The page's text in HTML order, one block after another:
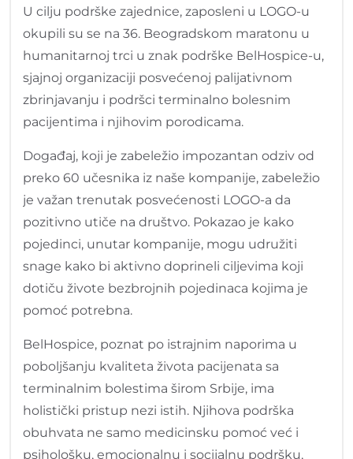
U cilju podrške zajednice, zaposleni u LOGO-u
okupili su se na 36. Beogradskom maratonu u
humanitarnoj trci u znak podrške BelHospice-u,
sjajnoj organizaciji posvećenoj palijativnom
zbrinjavanju i podršci terminalno bolesnim
pacijentima i njihovim porodicama.
Događaj, koji je zabeležio impozantan odziv od
preko 60 učesnika iz naše kompanije, zabeležio
je važan trenutak posvećenosti LOGO-a da
pozitivno utiče na društvo. Pokazao je kako
pojedinci, unutar kompanije, mogu udružiti
snage kako bi aktivno doprineli ciljevima koji
dotiču živote bezbrojnih pojedinaca kojima je
pomoć potrebna.
BelHospice, poznat po istrajnim naporima u
poboljšanju kvaliteta života pacijenata sa
terminalnim bolestima širom Srbije, ima
holistički pristup nezi istih. Njihova podrška
obuhvata ne samo medicinsku pomoć već i
psihološku, emocionalnu i socijalnu podršku,